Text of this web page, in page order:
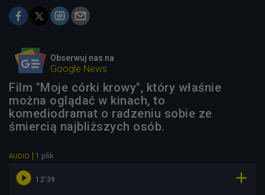
Obserwuj nas na
Google News
Film "Moje córki krowy", który właśnie
można oglądać w kinach, to
komediodramat o radzeniu sobie ze
śmiercią najbliższych osób.
AUDIO 1 plik
 12'39 